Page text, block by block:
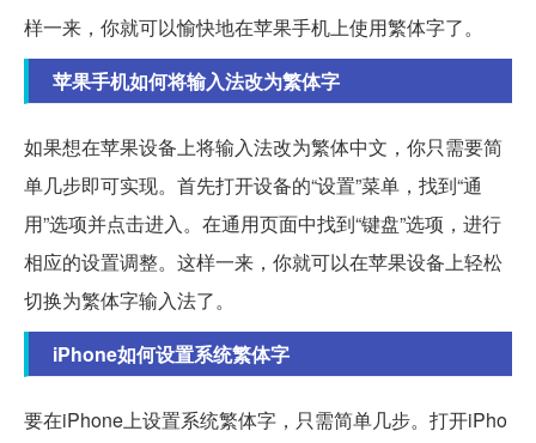
样一来，你就可以愉快地在苹果手机上使用繁体字了。
苹果手机如何将输入法改为繁体字
如果想在苹果设备上将输入法改为繁体中文，你只需要简
单几步即可实现。首先打开设备的“设置”菜单，找到“通
用”选项并点击进入。在通用页面中找到“键盘”选项，进行
相应的设置调整。这样一来，你就可以在苹果设备上轻松
切换为繁体字输入法了。
iPhone如何设置系统繁体字
要在iPhone上设置系统繁体字，只需简单几步。打开iPho